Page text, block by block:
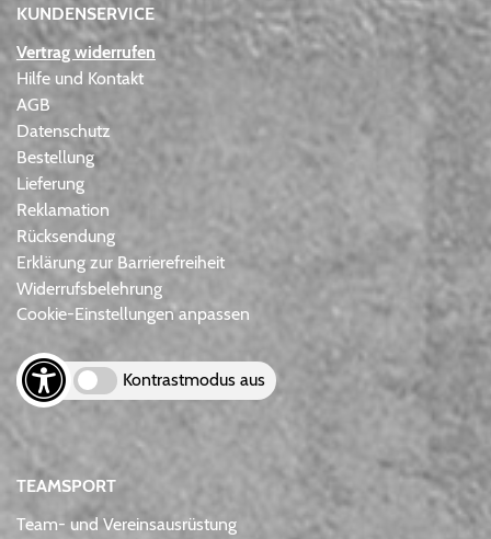
KUNDENSERVICE
Vertrag widerrufen
Hilfe und Kontakt
AGB
Datenschutz
Bestellung
Lieferung
Reklamation
Rücksendung
Erklärung zur Barrierefreiheit
Widerrufsbelehrung
Cookie-Einstellungen anpassen
Kontrastmodus aus
TEAMSPORT
Team- und Vereinsausrüstung